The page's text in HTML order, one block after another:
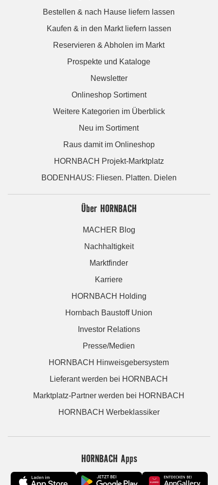
Bestellen & nach Hause liefern lassen
Kaufen & in den Markt liefern lassen
Reservieren & Abholen im Markt
Prospekte und Kataloge
Newsletter
Onlineshop Sortiment
Weitere Kategorien im Überblick
Neu im Sortiment
Raus damit im Onlineshop
HORNBACH Projekt-Marktplatz
BODENHAUS: Fliesen. Platten. Dielen
Über HORNBACH
MACHER Blog
Nachhaltigkeit
Marktfinder
Karriere
HORNBACH Holding
Hornbach Baustoff Union
Investor Relations
Presse/Medien
HORNBACH Hinweisgebersystem
Lieferant werden bei HORNBACH
Marktplatz-Partner werden bei HORNBACH
HORNBACH Werbeklassiker
HORNBACH Apps